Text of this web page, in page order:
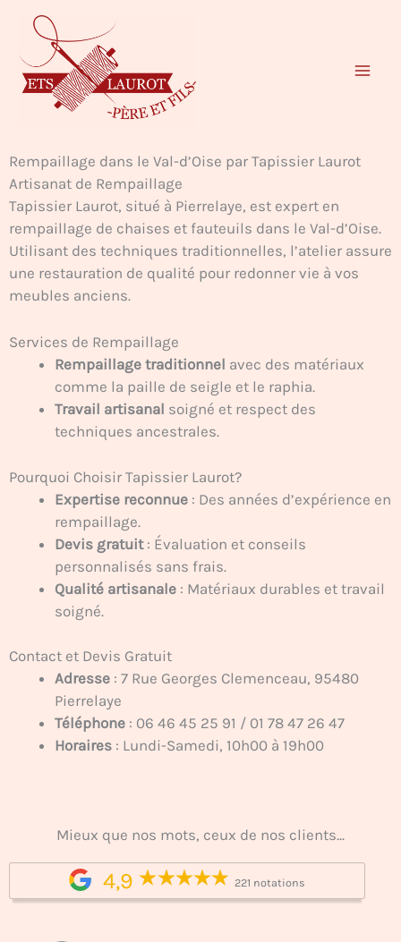
contenu
Rempaillage dans le Val-d’Oise par Tapissier Laurot
Artisanat de Rempaillage
Tapissier Laurot, situé à Pierrelaye, est expert en
rempaillage de chaises et fauteuils dans le Val-d’Oise.
Utilisant des techniques traditionnelles, l’atelier assure
une restauration de qualité pour redonner vie à vos
meubles anciens.
Services de Rempaillage
Rempaillage traditionnel avec des matériaux
comme la paille de seigle et le raphia.
Travail artisanal soigné et respect des
techniques ancestrales.
Pourquoi Choisir Tapissier Laurot?
Expertise reconnue : Des années d’expérience en
rempaillage.
Devis gratuit: Évaluation et conseils
personnalisés sans frais.
Qualité artisanale : Matériaux durables et travail
soigné.
Contact et Devis Gratuit
Adresse : 7 Rue Georges Clemenceau, 95480
Pierrelaye
Téléphone : 06 46 45 25 91 / 01 78 47 26 47
Horaires : Lundi-Samedi, 10h00 à 19h00
Mieux que nos mots, ceux de nos clients...
4,9 221 notations